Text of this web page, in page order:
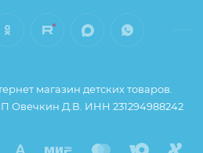
магазин детских товаров.
Овечкин Д.В. ИНН 231294988242